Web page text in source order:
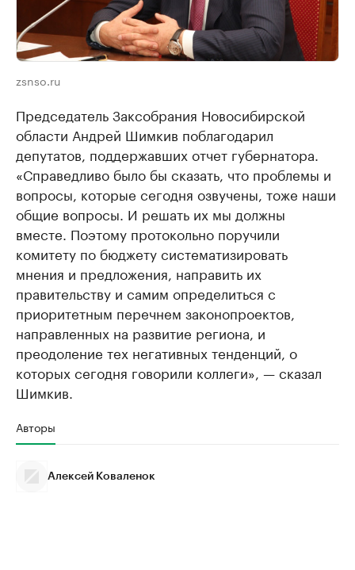
zsnso.ru
Председатель Заксобрания Новосибирской
области Андрей Шимкив поблагодарил
депутатов, поддержавших отчет губернатора.
«Справедливо было бы сказать, что проблемы и
вопросы, которые сегодня озвучены, тоже наши
общие вопросы. И решать их мы должны
вместе. Поэтому протокольно поручили
комитету по бюджету систематизировать
мнения и предложения, направить их
правительству и самим определиться с
приоритетным перечнем законопроектов,
направленных на развитие региона, и
преодоление тех негативных тенденций, о
которых сегодня говорили коллеги», — сказал
Шимкив.
Авторы
Алексей Коваленок